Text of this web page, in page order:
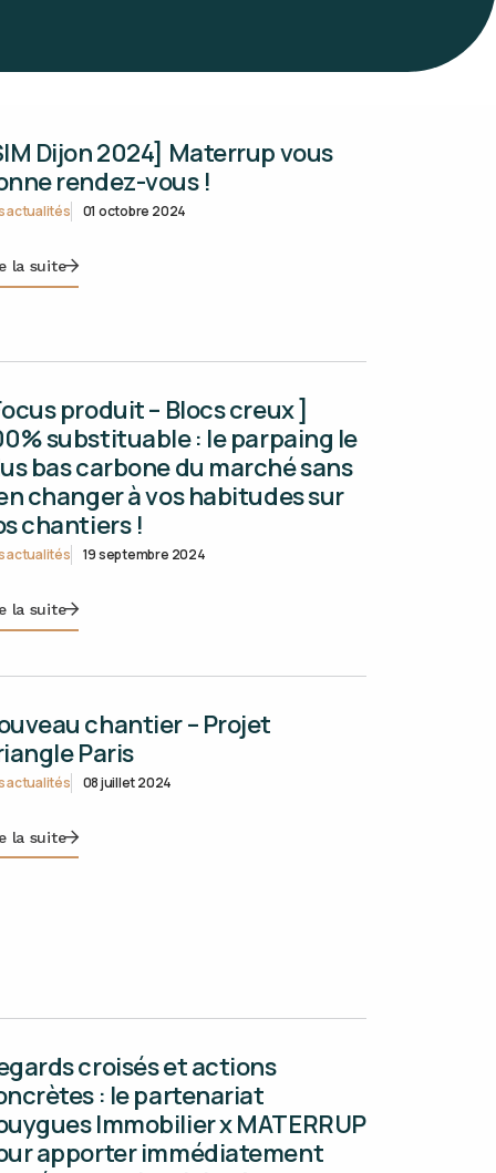
Dijon 2024] Materrup vous
rendez-vous !
actualités 01 octobre 2024
la suite
produit – Blocs creux ]
substituable : le parpaing le
bas carbone du marché sans
changer à vos habitudes sur
chantiers !
actualités 19 septembre 2024
la suite
chantier – Projet
Paris
actualités 08 juillet 2024
la suite
croisés et actions
: le partenariat
Immobilier x MATERRUP
apporter immédiatement